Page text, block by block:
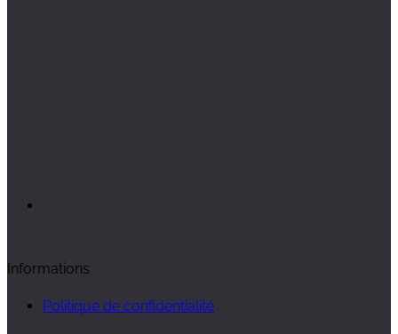
Informations
Politique de confidentialité